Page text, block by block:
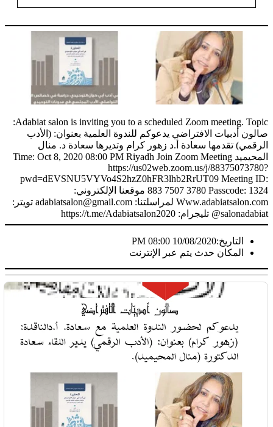
Adabiat salon is inviting you to a scheduled Zoom meeting. Topic:
صالون أدبيات الافتراضي يدعوكم للندوة العلمية بعنوان: (الأدب
الرقمي) تقدمها سعادة أ.د زهور كرام وتديرها سعادة د. منال
المحيميد Time: Oct 8, 2020 08:00 PM Riyadh Join Zoom Meeting
https://us02web.zoom.us/j/88375073780?
pwd=dEVSNU5VYVo4S2hzZ0hFR3lhb2RrUT09 Meeting ID:
883 7507 3780 Passcode: 1324 موقعنا الإلكتروني:
Www.adabiatsalon.com لمراسلتنا: adabiatsalon@gmail.com تويتر:
salonadabiat@ تليجرام: https://t.me/Adabiatsalon2020
التاريخ:10/08/2020 08:00 PM
المكان حدث يتم عبر الإنترنت